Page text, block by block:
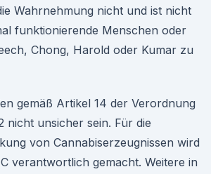
Wahrnehmung nicht und ist nicht
funktionierende Menschen oder
Chong, Harold oder Kumar zu
gemäß Artikel 14 der Verordnung
nicht unsicher sein. Für die
von Cannabiserzeugnissen wird
verantwortlich gemacht. Weitere in